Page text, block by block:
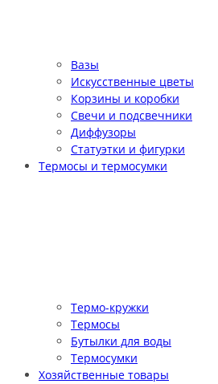
Вазы
Искусственные цветы
Корзины и коробки
Свечи и подсвечники
Диффузоры
Статуэтки и фигурки
Термосы и термосумки
Термо-кружки
Термосы
Бутылки для воды
Термосумки
Хозяйственные товары